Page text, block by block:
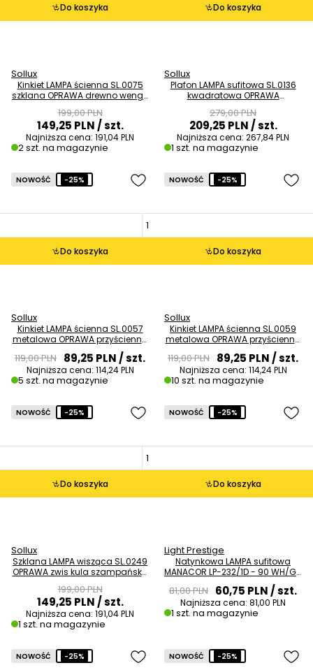
Do koszyka
Sollux
Kinkiet LAMPA ścienna SL.0075
szklana OPRAWA drewno wenge
199,00 PLN
149,25 PLN/ szt.
Najniższa cena: 191,04 PLN
2 szt. na magazynie
Do koszyka
Sollux
Plafon LAMPA sufitowa SL.0136
kwadratowa OPRAWA
279,00 PLN
209,25 PLN/ szt.
Najniższa cena: 267,84 PLN
1 szt. na magazynie
Do koszyka
NOWOŚĆ -25%
Sollux
Kinkiet LAMPA ścienna SL.0057
metalowa OPRAWA przyścienna
kostka cube czarna OUTLET
119,00 PLN 89,25 PLN/ szt.
Najniższa cena: 114,24 PLN
5 szt. na magazynie
Do koszyka
NOWOŚĆ -25%
Sollux
Kinkiet LAMPA ścienna SL.0059
metalowa OPRAWA przyścienna
kostka cube biała OUTLET
119,00 PLN 89,25 PLN/ szt.
Najniższa cena: 114,24 PLN
10 szt. na magazynie
Do koszyka
NOWOŚĆ -25%
Sollux
Szklana LAMPA wisząca SL.0249
OPRAWA zwis kula szampańska
199,00 PLN
149,25 PLN/ szt.
Najniższa cena: 191,04 PLN
1 szt. na magazynie
Do koszyka
NOWOŚĆ -25%
Light Prestige
Natynkowa LAMPA sufitowa
MANACOR LP-232/1D - 90 WH/GD
tuba downlight biały złoty
OUTLET
81,00 PLN 60,75 PLN/ szt.
Najniższa cena: 81,00 PLN
1 szt. na magazynie
NOWOŚĆ -25% NOWOŚĆ -25%